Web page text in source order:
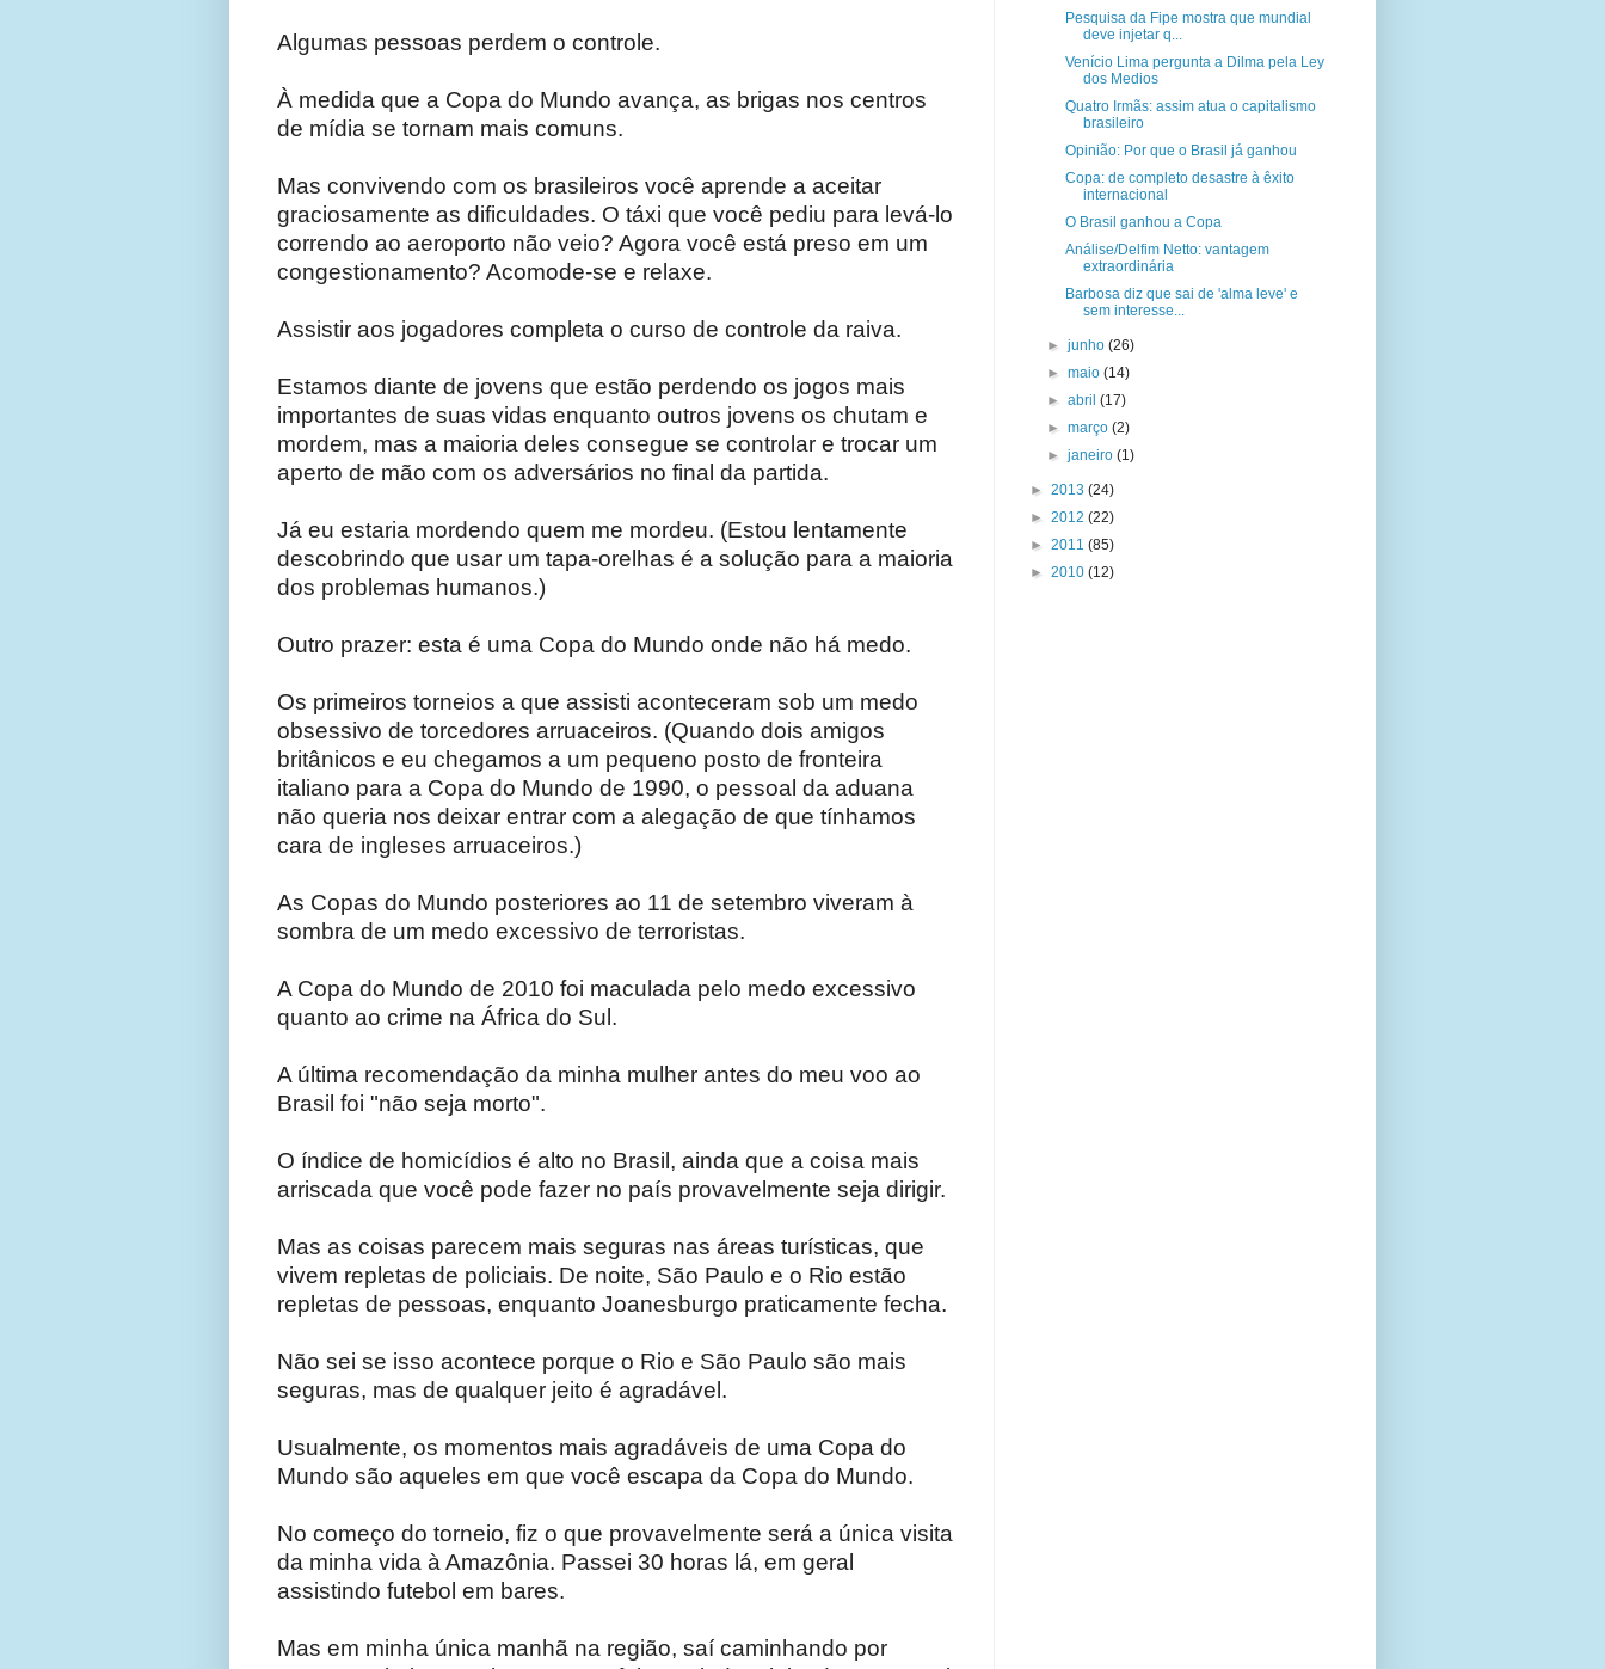
Algumas pessoas perdem o controle.
À medida que a Copa do Mundo avança, as brigas nos centros
de mídia se tornam mais comuns.
Mas convivendo com os brasileiros você aprende a aceitar
graciosamente as dificuldades. O táxi que você pediu para levá-lo
correndo ao aeroporto não veio? Agora você está preso em um
congestionamento? Acomode-se e relaxe.
Assistir aos jogadores completa o curso de controle da raiva.
Estamos diante de jovens que estão perdendo os jogos mais
importantes de suas vidas enquanto outros jovens os chutam e
mordem, mas a maioria deles consegue se controlar e trocar um
aperto de mão com os adversários no final da partida.
Já eu estaria mordendo quem me mordeu. (Estou lentamente
descobrindo que usar um tapa-orelhas é a solução para a maioria
dos problemas humanos.)
Outro prazer: esta é uma Copa do Mundo onde não há medo.
Os primeiros torneios a que assisti aconteceram sob um medo
obsessivo de torcedores arruaceiros. (Quando dois amigos
britânicos e eu chegamos a um pequeno posto de fronteira
italiano para a Copa do Mundo de 1990, o pessoal da aduana
não queria nos deixar entrar com a alegação de que tínhamos
cara de ingleses arruaceiros.)
As Copas do Mundo posteriores ao 11 de setembro viveram à
sombra de um medo excessivo de terroristas.
A Copa do Mundo de 2010 foi maculada pelo medo excessivo
quanto ao crime na África do Sul.
A última recomendação da minha mulher antes do meu voo ao
Brasil foi "não seja morto".
O índice de homicídios é alto no Brasil, ainda que a coisa mais
arriscada que você pode fazer no país provavelmente seja dirigir.
Mas as coisas parecem mais seguras nas áreas turísticas, que
vivem repletas de policiais. De noite, São Paulo e o Rio estão
repletas de pessoas, enquanto Joanesburgo praticamente fecha.
Não sei se isso acontece porque o Rio e São Paulo são mais
seguras, mas de qualquer jeito é agradável.
Usualmente, os momentos mais agradáveis de uma Copa do
Mundo são aqueles em que você escapa da Copa do Mundo.
No começo do torneio, fiz o que provavelmente será a única visita
da minha vida à Amazônia. Passei 30 horas lá, em geral
assistindo futebol em bares.
Mas em minha única manhã na região, saí caminhando por
Pesquisa da Fipe mostra que mundial
deve injetar q...
Venício Lima pergunta a Dilma pela Ley
dos Medios
Quatro Irmãs: assim atua o capitalismo
brasileiro
Opinião: Por que o Brasil já ganhou
Copa: de completo desastre à êxito
internacional
O Brasil ganhou a Copa
Análise/Delfim Netto: vantagem
extraordinária
Barbosa diz que sai de 'alma leve' e
sem interesse...
►junho(26)
►maio(14)
►abril(17)
►março(2)
►janeiro(1)
► 2013 (24)
► 2012 (22)
► 2011 (85)
► 2010 (12)